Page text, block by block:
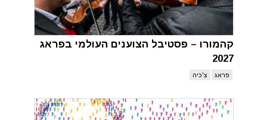
קהמורו – פסטיבל הצוענים העולמי בפראג
2027
פראג צ'כיה